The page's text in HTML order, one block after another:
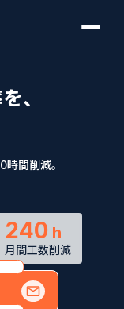
、
間削減。
240 h
月間工数削減